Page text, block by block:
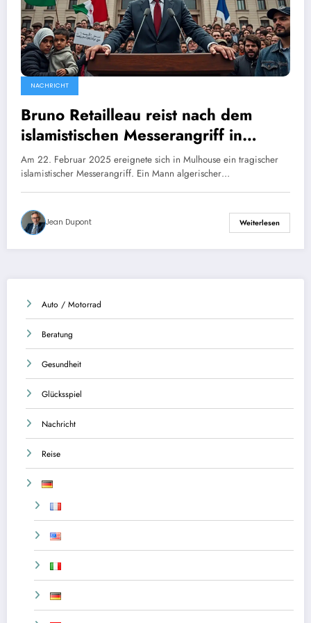
NACHRICHT
Bruno Retailleau reist nach dem
islamistischen Messerangriff in
Mulhouse nach Algier.
Am 22. Februar 2025 ereignete sich in Mulhouse ein tragischer
islamistischer Messerangriff. Ein Mann algerischer…
Jean Dupont Weiterlesen
Auto / Motorrad
Beratung
Gesundheit
Glücksspiel
Nachricht
Reise